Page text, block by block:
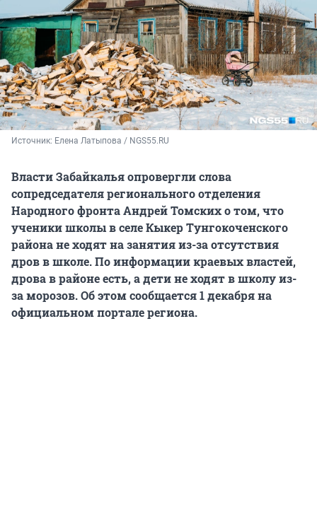
Источник: Елена Латыпова / NGS55.RU
Власти Забайкалья опровергли слова
сопредседателя регионального отделения
Народного фронта Андрей Томских о том, что
ученики школы в селе Кыкер Тунгокоченского
района не ходят на занятия из-за отсутствия
дров в школе. По информации краевых властей,
дрова в районе есть, а дети не ходят в школу из-
за морозов. Об этом сообщается 1 декабря на
официальном портале региона.